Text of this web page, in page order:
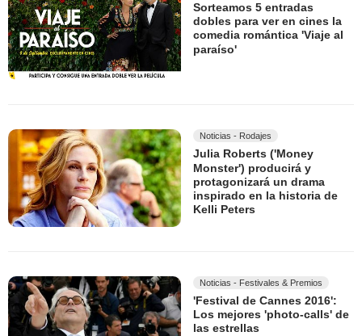
Sorteamos 5 entradas
dobles para ver en cines la
comedia romántica 'Viaje al
paraíso'
Noticias - Rodajes
Julia Roberts ('Money
Monster') producirá y
protagonizará un drama
inspirado en la historia de
Kelli Peters
Noticias - Festivales & Premios
'Festival de Cannes 2016':
Los mejores 'photo-calls' de
las estrellas